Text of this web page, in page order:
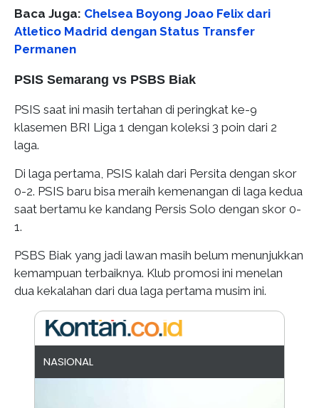
Baca Juga: Chelsea Boyong Joao Felix dari
Atletico Madrid dengan Status Transfer
Permanen
PSIS Semarang vs PSBS Biak
PSIS saat ini masih tertahan di peringkat ke-9
klasemen BRI Liga 1 dengan koleksi 3 poin dari 2
laga.
Di laga pertama, PSIS kalah dari Persita dengan skor
0-2. PSIS baru bisa meraih kemenangan di laga kedua
saat bertamu ke kandang Persis Solo dengan skor 0-
1.
PSBS Biak yang jadi lawan masih belum menunjukkan
kemampuan terbaiknya. Klub promosi ini menelan
dua kekalahan dari dua laga pertama musim ini.
NASIONAL